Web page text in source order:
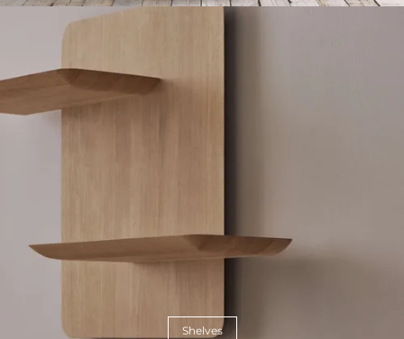
Shelves